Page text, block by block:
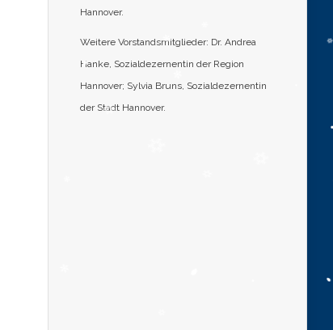
Hannover.
Weitere Vorstandsmitglieder: Dr. Andrea
Hanke, Sozialdezernentin der Region
Hannover; Sylvia Bruns, Sozialdezernentin
der Stadt Hannover.